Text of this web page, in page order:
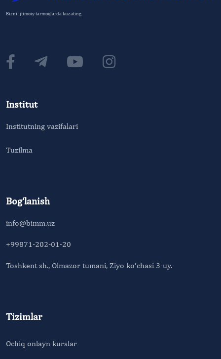
Bizni ijtimoiy tarmoqlarda kuzating
Institut
Institutning vazifalari
Tuzilma
Bog‘lanish
info@bimm.uz
+99871-202-01-20
Toshkent sh., Olmazor tumani, Ziyo ko‘chasi 3-uy.
Tizimlar
Ochiq onlayn kurslar